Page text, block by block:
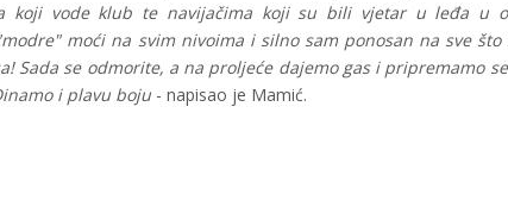
koji vode klub te navijačima koji su bili vjetar u leđa u
moći na svim nivoima i silno sam ponosan na sve što
Sada se odmorite, a na proljeće dajemo gas i pripremamo
i plavu boju - napisao je Mamić.